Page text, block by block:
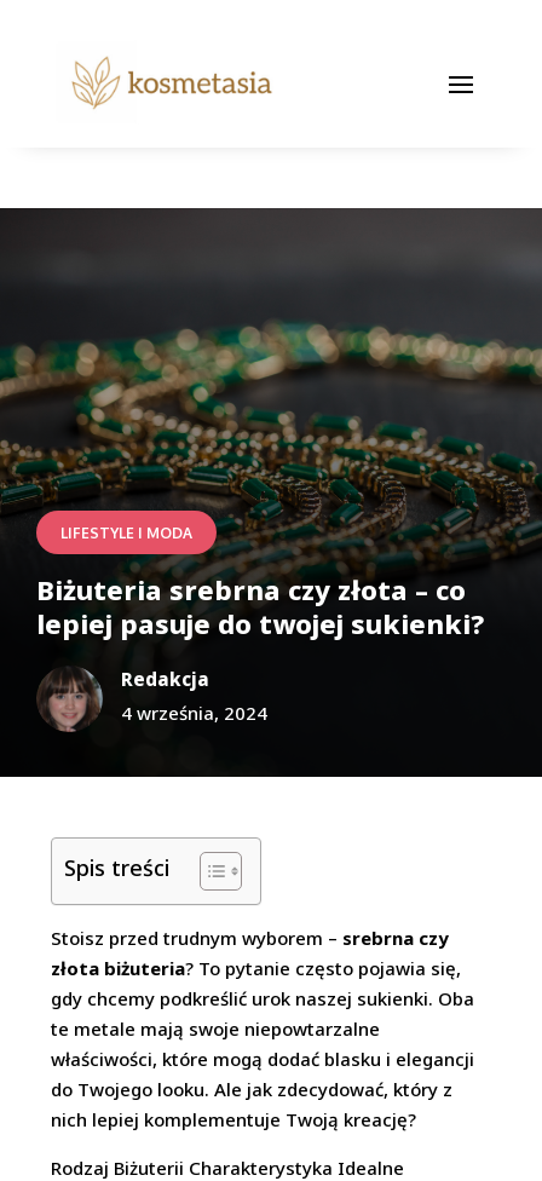
LIFESTYLE I MODA
Biżuteria srebrna czy złota – co
lepiej pasuje do twojej sukienki?
Redakcja
4 września, 2024
Spis treści
Stoisz przed trudnym wyborem – srebrna czy
złota biżuteria? To pytanie często pojawia się,
gdy chcemy podkreślić urok naszej sukienki. Oba
te metale mają swoje niepowtarzalne
właściwości, które mogą dodać blasku i elegancji
do Twojego looku. Ale jak zdecydować, który z
nich lepiej komplementuje Twoją kreację?
Rodzaj Biżuterii Charakterystyka Idealne